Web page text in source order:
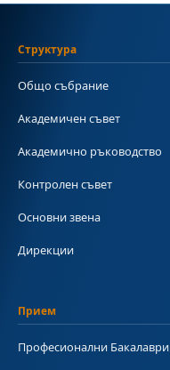
Структура
Общо събрание
Академичен съвет
Академично ръководство
Контролен съвет
Основни звена
Дирекции
Прием
Професионални Бакалаври